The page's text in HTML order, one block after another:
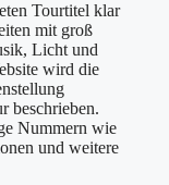
Tourtitel klar
mit groß
Licht und
wird die
beschrieben.
Nummern wie
und weitere